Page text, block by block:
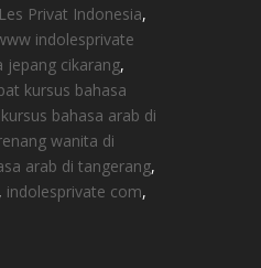
Les Privat Indonesia,
indolesprivate
jepang cikarang,
kursus bahasa
kursus bahasa arab di
wanita di
arab di tangerang,
, indolesprivate com,